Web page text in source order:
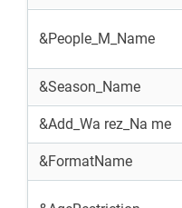
&People_M_Name
&Season_Name
&Add_Wa rez_Na me
&FormatName